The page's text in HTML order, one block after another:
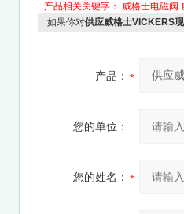
产品相关关键字： 威格士电磁阀
如果你对供应威格士VICKERS
产品：
您的单位：
您的姓名：